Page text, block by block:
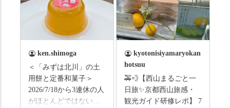
ken.shimoga
＜「みずは北川」の土
用餅と定番和菓子＞
2026/7/18から3連休の人
がほとんどではないか
kyotonisiyamaryokan
hotsuu
🚕💨【西山まるごと一
日旅✨京都西山旅感・
観光ガイド研修レポ】 7